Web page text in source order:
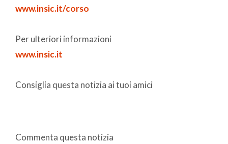
www.insic.it/corso
Per ulteriori informazioni
www.insic.it
Consiglia questa notizia ai tuoi amici
Commenta questa notizia